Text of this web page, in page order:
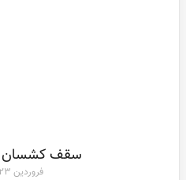
سقف کشسان
فروردین ۲۳, ۱۴۰۲